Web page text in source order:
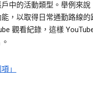
中的活動類型。舉例來說
能，以取得日常通勤路線
觀看紀錄，這樣
」